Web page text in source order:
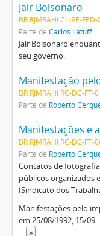
Jair Bolsonaro
BR RJMRAHI CL-PE-
Parte de Carlos Latuff
Jair Bolsonaro
seu governo.
BR RJMRAHI RC-DC-FT-
Parte de Roberto
BR RJMRAHI RC-DC-FT-
Parte de Roberto
Contatos de
públicos organizados
(Sindicato dos
Manifestações pelo
em 25/08/1992, 15/09
... »